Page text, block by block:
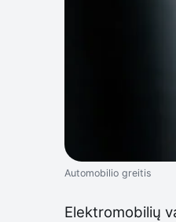
Automobilio greitis
Elektromobilių